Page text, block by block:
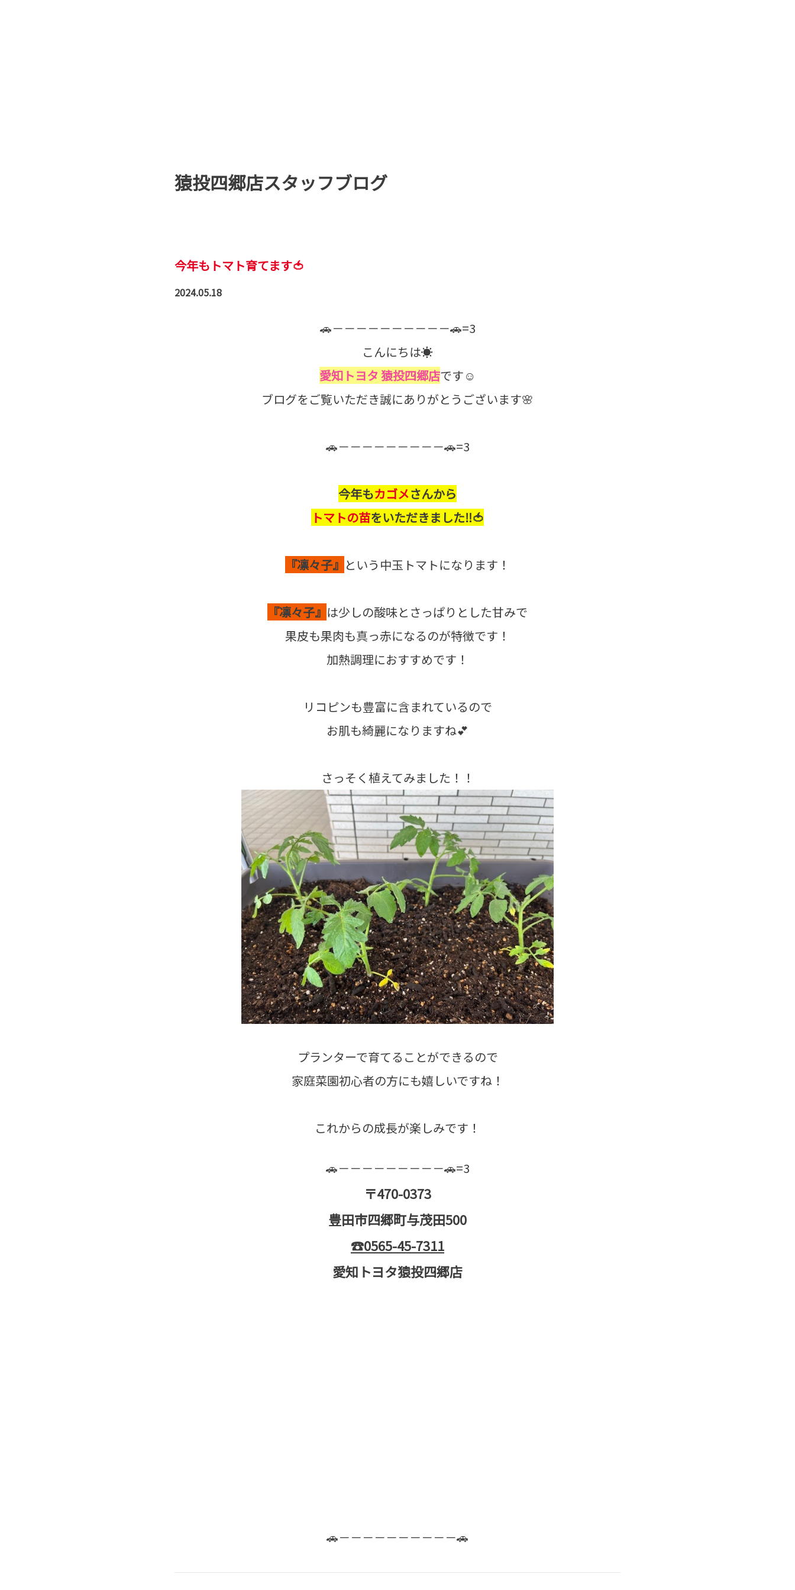
猿投四郷店スタッフブログ
今年もトマト育てます🍅
2024.05.18
🚗－－－－－－－－－－🚗=3
こんにちは☀
愛知トヨタ 猿投四郷店です☺
ブログをご覧いただき誠にありがとうございます🌸
🚗－－－－－－－－－🚗=3
今年もカゴメさんから
トマトの苗をいただきました‼🍅
『凛々子』 という中玉トマトになります！
『凛々子』 は少しの酸味とさっぱりとした甘みで
果皮も果肉も真っ赤になるのが特徴です！
加熱調理におすすめです！
リコピンも豊富に含まれているので
お肌も綺麗になりますね💕
さっそく植えてみました！！
プランターで育てることができるので
家庭菜園初心者の方にも嬉しいですね！
これからの成長が楽しみです！
🚗－－－－－－－－－🚗=3
〒470-0373
豊田市四郷町与茂田500
☎0565-45-7311
愛知トヨタ猿投四郷店
🚗－－－－－－－－－－🚗